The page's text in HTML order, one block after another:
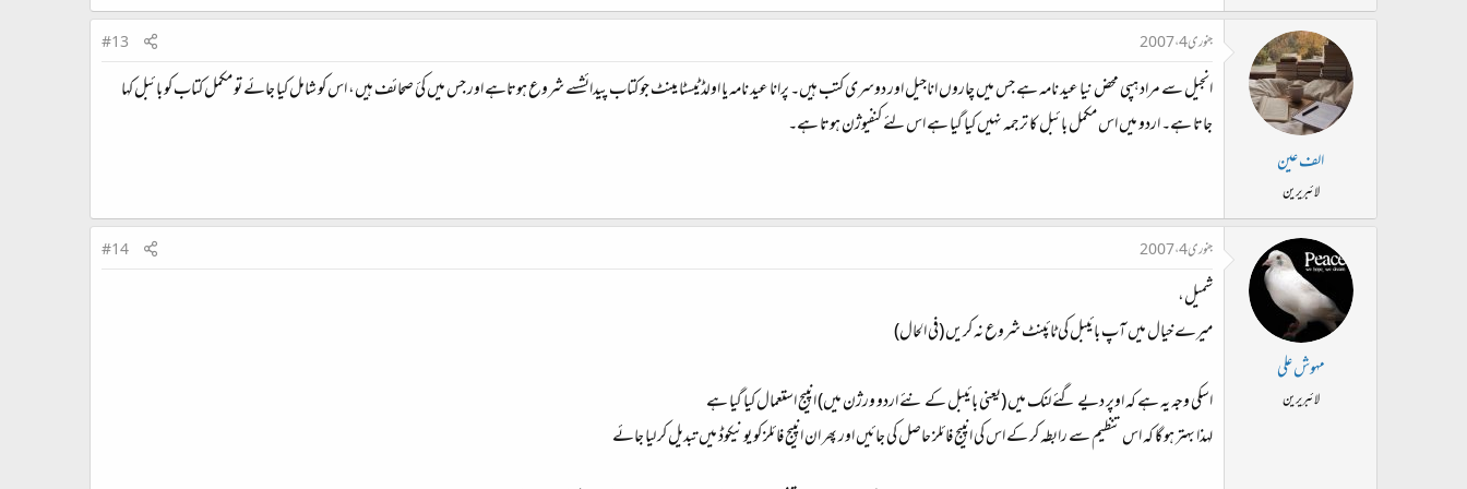
الف عین
لائبریرین
جنوری 4، 2007 #13
انجیل سے مراد ہپی محض نیا عید نامہ ہے جس میں چاروں اناجیل اور دوسری کتب ہیں۔ پرانا عید نامہ یا اولڈ ٹیسٹا مینٹ جو کتاب پیدائشسے شروع ہوتاہے اور جس میں کئ صحائف ہیں، اس کو شامل کیا جائے تو مکمل کتاب کو بائبل کہا
جاتا ہے۔ اردو میں اس مکمل بائبل کا ترجمہ نہیں کیا گیا ہے اس لئے کنفیوژن ہوتا ہے۔
مہوش علی
لائبریرین
جنوری 4، 2007 #14
شميل،
ميرے خيال ميں آپ بائيبل کي ٹائپنٹ شروع نہ کريں (في الحال)
اسکي وجہ يہ ہے کہ اوپر ديے گئے لنک ميں (يعني بائيبل کے نئے اردو ورژن ميں) انپيج استعمال کيا گيا ہے
لہذا بہتر ہو گا کہ اس تنظيم سے رابطہ کر کے اس کي انپيج فائلز حاصل کي جائيں اور پھر ان انپيج فائلز کو يونيکوڈ ميں تبديل کر ليا جائے